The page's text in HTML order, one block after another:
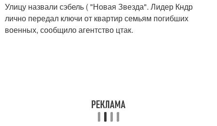
Улицу назвали сэбель ( "Новая Звезда". Лидер Кндр
лично передал ключи от квартир семьям погибших
военных, сообщило агентство цтак.